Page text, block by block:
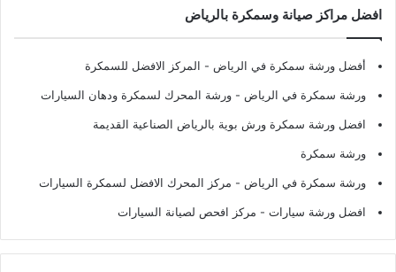
افضل مراكز صيانة وسمكرة بالرياض
أفضل ورشة سمكرة في الرياض - المركز الافضل للسمكرة
ورشة سمكرة في الرياض - ورشة المحرك لسمكرة ودهان السيارات
افضل ورشة سمكرة ورش بوية بالرياض الصناعية القديمة
ورشة سمكرة
ورشة سمكرة في الرياض - مركز المحرك الافضل لسمكرة السيارات
افضل ورشة سيارات - مركز افحص لصيانة السيارات